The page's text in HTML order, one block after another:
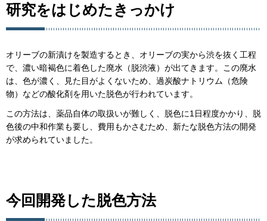
研究をはじめたきっかけ
オリーブの新漬けを製造するとき、オリーブの実から渋を抜く工程
で、濃い暗褐色に着色した廃水（脱渋液）が出てきます。この廃水
は、色が濃く、見た目がよくないため、過炭酸ナトリウム（危険
物）などの酸化剤を用いた脱色が行われています。
この方法は、薬品自体の取扱いが難しく、脱色に1日程度かかり、脱
色後の中和作業も要し、費用もかさむため、新たな脱色方法の開発
が求められていました。
今回開発した脱色方法